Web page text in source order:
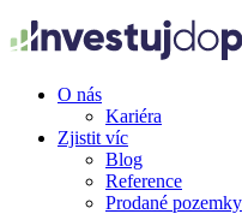
O nás
Kariéra
Zjistit víc
Blog
Reference
Prodané pozemky